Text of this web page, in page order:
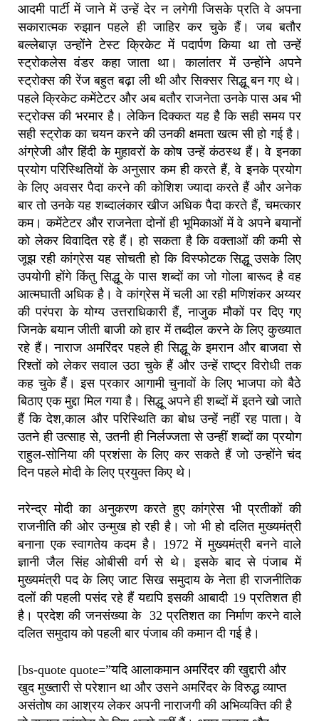
आदमी पार्टी में जाने में उन्हें देर न लगेगी जिसके प्रति वे अपना
सकारात्मक रुझान पहले ही जाहिर कर चुके हैं। जब बतौर
बल्लेबाज़ उन्होंने टेस्ट क्रिकेट में पदार्पण किया था तो उन्हें
स्ट्रोकलेस वंडर कहा जाता था। कालांतर में उन्होंने अपने
स्ट्रोक्स की रेंज बहुत बढ़ा ली थी और सिक्सर सिद्धू बन गए थे।
पहले क्रिकेट कमेंटेटर और अब बतौर राजनेता उनके पास अब भी
स्ट्रोक्स की भरमार है। लेकिन दिक्कत यह है कि सही समय पर
सही स्ट्रोक का चयन करने की उनकी क्षमता खत्म सी हो गई है।
अंग्रेजी और हिंदी के मुहावरों के कोष उन्हें कंठस्थ हैं। वे इनका
प्रयोग परिस्थितियों के अनुसार कम ही करते हैं, वे इनके प्रयोग
के लिए अवसर पैदा करने की कोशिश ज्यादा करते हैं और अनेक
बार तो उनके यह शब्दालंकार खीज अधिक पैदा करते हैं, चमत्कार
कम। कमेंटेटर और राजनेता दोनों ही भूमिकाओं में वे अपने बयानों
को लेकर विवादित रहे हैं। हो सकता है कि वक्ताओं की कमी से
जूझ रही कांग्रेस यह सोचती हो कि विस्फोटक सिद्धू उसके लिए
उपयोगी होंगे किंतु सिद्धू के पास शब्दों का जो गोला बारूद है वह
आत्मघाती अधिक है। वे कांग्रेस में चली आ रही मणिशंकर अय्यर
की परंपरा के योग्य उत्तराधिकारी हैं, नाजुक मौकों पर दिए गए
जिनके बयान जीती बाजी को हार में तब्दील करने के लिए कुख्यात
रहे हैं। नाराज अमरिंदर पहले ही सिद्धू के इमरान और बाजवा से
रिश्तों को लेकर सवाल उठा चुके हैं और उन्हें राष्ट्र विरोधी तक
कह चुके हैं। इस प्रकार आगामी चुनावों के लिए भाजपा को बैठे
बिठाए एक मुद्दा मिल गया है। सिद्धू अपने ही शब्दों में इतने खो जाते
हैं कि देश,काल और परिस्थिति का बोध उन्हें नहीं रह पाता। वे
उतने ही उत्साह से, उतनी ही निर्लज्जता से उन्हीं शब्दों का प्रयोग
राहुल-सोनिया की प्रशंसा के लिए कर सकते हैं जो उन्होंने चंद
दिन पहले मोदी के लिए प्रयुक्त किए थे।
नरेन्द्र मोदी का अनुकरण करते हुए कांग्रेस भी प्रतीकों की
राजनीति की ओर उन्मुख हो रही है। जो भी हो दलित मुख्यमंत्री
बनाना एक स्वागतेय कदम है। 1972 में मुख्यमंत्री बनने वाले
ज्ञानी जैल सिंह ओबीसी वर्ग से थे। इसके बाद से पंजाब में
मुख्यमंत्री पद के लिए जाट सिख समुदाय के नेता ही राजनीतिक
दलों की पहली पसंद रहे हैं यद्यपि इसकी आबादी 19 प्रतिशत ही
है। प्रदेश की जनसंख्या के 32 प्रतिशत का निर्माण करने वाले
दलित समुदाय को पहली बार पंजाब की कमान दी गई है।
[bs-quote quote=”यदि आलाकमान अमरिंदर की खुद्दारी और
खुद मुख्तारी से परेशान था और उसने अमरिंदर के विरुद्ध व्याप्त
असंतोष का आश्रय लेकर अपनी नाराजगी की अभिव्यक्ति की है